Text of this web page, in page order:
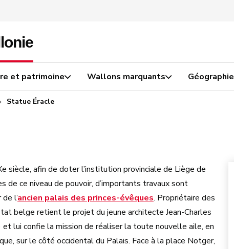
et patrimoine Wallons marquants Géographie
Statue Éracle
siècle, afin de doter l’institution provinciale de Liège de
de ce niveau de pouvoir, d’importants travaux sont
l’ancien palais des princes-évêques. Propriétaire des
belge retient le projet du jeune architecte Jean-Charles
lui confie la mission de réaliser la toute nouvelle aile, en
sur le côté occidental du Palais. Face à la place Notger,